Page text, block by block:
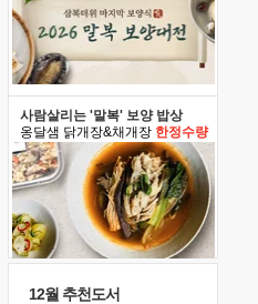
사람살리는 '말복' 보양 밥상
옹달샘 닭개장&채개장 한정수량
12월 추천도서